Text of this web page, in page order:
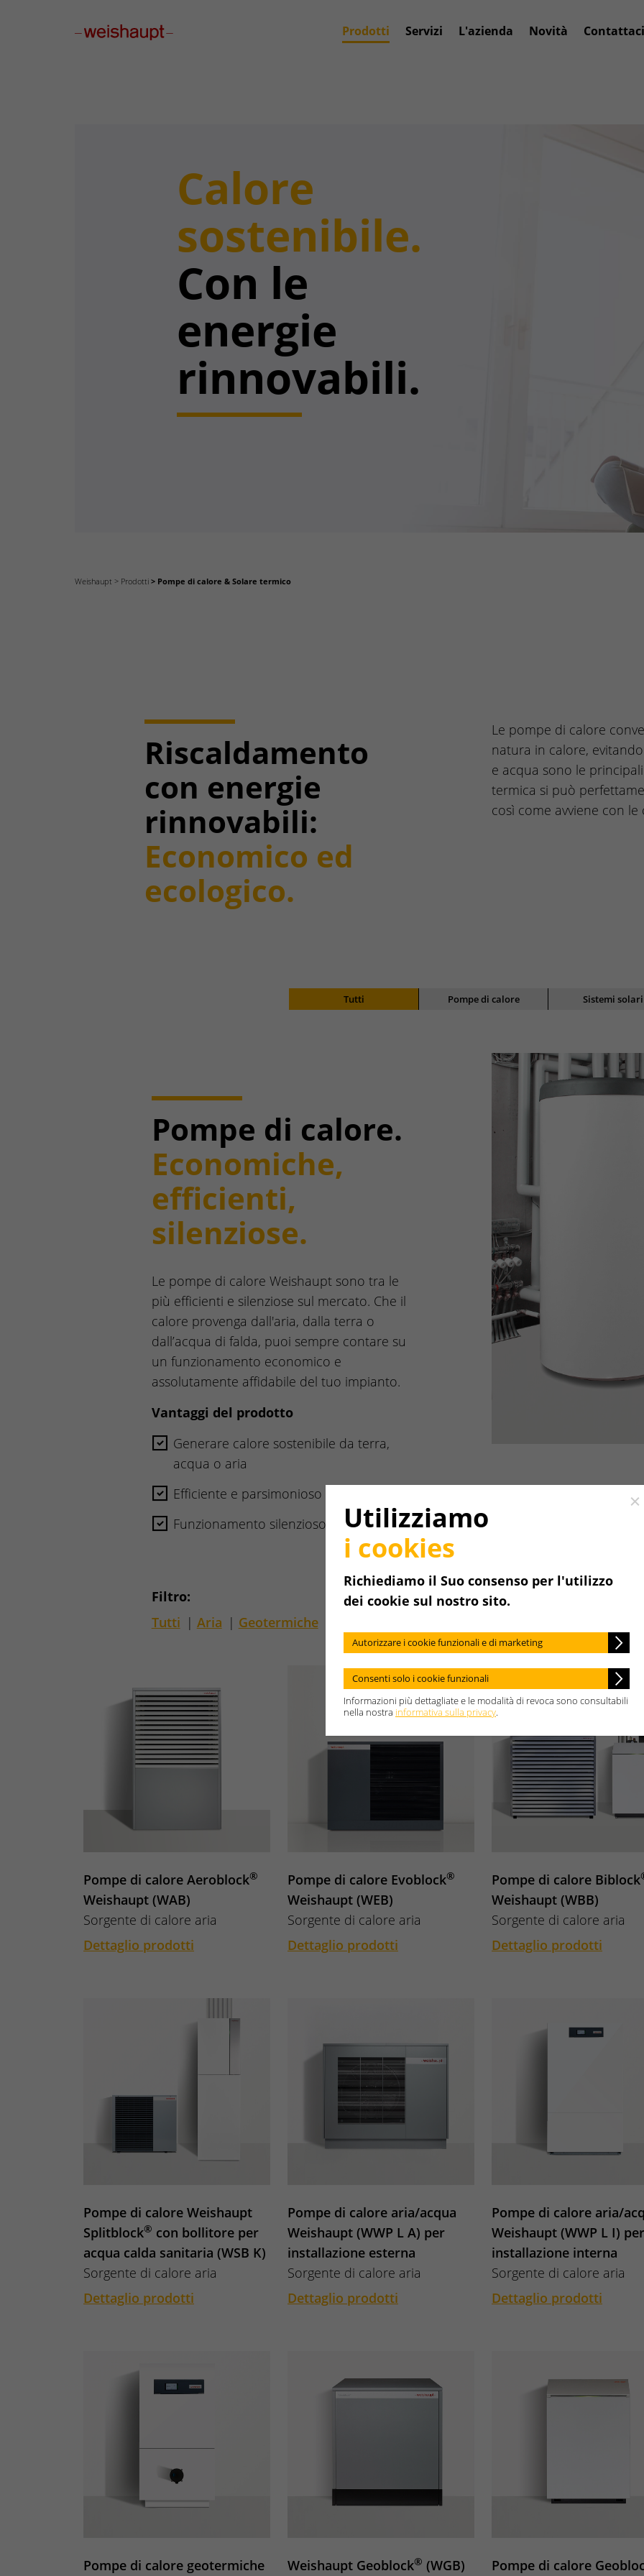
Prodotti Servizi L'azienda Novità Contattaci
Calore
sostenibile.
Con le
energie
rinnovabili.
Weishaupt Prodotti Pompe di calore & Solare termico
Le pompe di calore
natura in calore,
e acqua sono le
termica si può
così come avviene con
Riscaldamento
con energie
rinnovabili:
Economico ed
ecologico.
Tutti Pompe di calore Sistemi solari
Pompe di calore.
Economiche,
efficienti,
silenziose.
Le pompe di calore Weishaupt sono tra le
più efficienti e silenziose sul mercato. Che il
calore provenga dall'aria, dalla terra o
dall’acqua di falda, puoi sempre contare su
un funzionamento economico e
assolutamente affidabile del tuo impianto.
Vantaggi del prodotto
Generare calore sostenibile da terra,
acqua o aria
Efficiente e parsimonioso
Funzionamento silenzioso
Filtro:
Tutti | Aria | Geotermiche
Pompe di calore Aeroblock®
Weishaupt (WAB)
Sorgente di calore aria
Dettaglio prodotti
Pompe di calore Evoblock®
Weishaupt (WEB)
Sorgente di calore aria
Dettaglio prodotti
Pompe di calore Biblock
Weishaupt (WBB)
Sorgente di calore aria
Dettaglio prodotti
Pompe di calore Weishaupt
Splitblock® con bollitore per
acqua calda sanitaria (WSB K)
Sorgente di calore aria
Dettaglio prodotti
Pompe di calore aria/acqua
Weishaupt (WWP L A) per
installazione esterna
Sorgente di calore aria
Dettaglio prodotti
Pompe di calore aria/
Weishaupt (WWP L I) per
installazione interna
Sorgente di calore aria
Dettaglio prodotti
Pompe di calore geotermiche Weishaupt Geoblock® (WGB) Pompe di calore
Utilizziamo
i cookies
Richiediamo il Suo consenso per l'utilizzo
dei cookie sul nostro sito.
Autorizzare i cookie funzionali e di marketing
Consenti solo i cookie funzionali
Informazioni più dettagliate e le modalità di revoca sono consultabili
nella nostra informativa sulla privacy.